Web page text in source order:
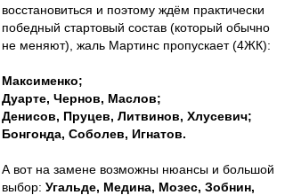
восстановиться и поэтому ждём практически
победный стартовый состав (который обычно
не меняют), жаль Мартинс пропускает (4ЖК):
Максименко;
Дуарте, Чернов, Маслов;
Денисов, Пруцев, Литвинов, Хлусевич;
Бонгонда, Соболев, Игнатов.
А вот на замене возможны нюансы и большой
выбор: Угальде, Медина, Мозес, Зобнин,